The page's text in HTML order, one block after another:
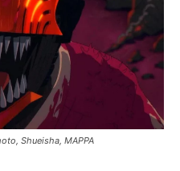
Shueisha, MAPPA